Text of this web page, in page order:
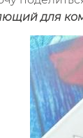
для